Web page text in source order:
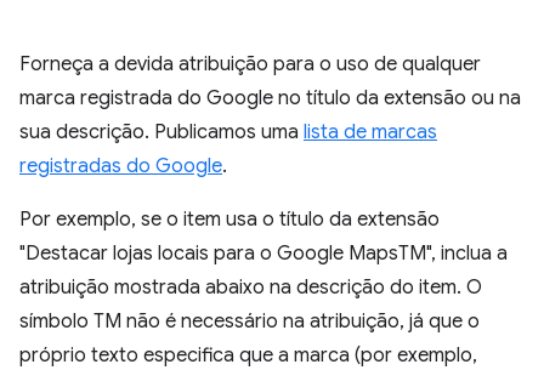
Forneça a devida atribuição para o uso de qualquer
marca registrada do Google no título da extensão ou na
sua descrição. Publicamos uma lista de marcas
registradas do Google.
Por exemplo, se o item usa o título da extensão
"Destacar lojas locais para o Google MapsTM", inclua a
atribuição mostrada abaixo na descrição do item. O
símbolo TM não é necessário na atribuição, já que o
próprio texto especifica que a marca (por exemplo,